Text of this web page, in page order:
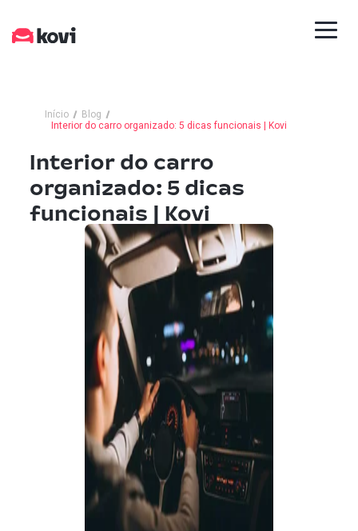
Início
Blog
Interior do carro organizado: 5 dicas funcionais | Kovi
Interior do carro
organizado: 5 dicas
funcionais | Kovi